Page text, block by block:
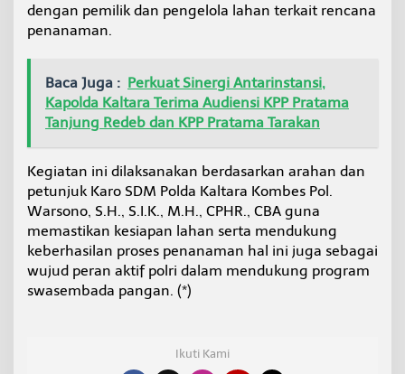
e
a
n
L
a
h
a
n
P
e
r
n
dengan pemilik dan pengelola lahan terkait rencana
penanaman.
Baca Juga : Perkuat Sinergi Antarinstansi,
Kapolda Kaltara Terima Audiensi KPP Pratama
Tanjung Redeb dan KPP Pratama Tarakan
Kegiatan ini dilaksanakan berdasarkan arahan dan
petunjuk Karo SDM Polda Kaltara Kombes Pol.
Warsono, S.H., S.I.K., M.H., CPHR., CBA guna
memastikan kesiapan lahan serta mendukung
keberhasilan proses penanaman hal ini juga sebagai
wujud peran aktif polri dalam mendukung program
swasembada pangan. (*)
Ikuti Kami